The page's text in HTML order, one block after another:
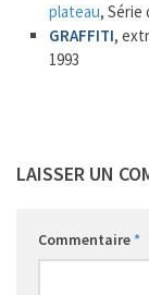
plateau, Série
GRAFFITI,
1993
LAISSER UN
Commentaire*